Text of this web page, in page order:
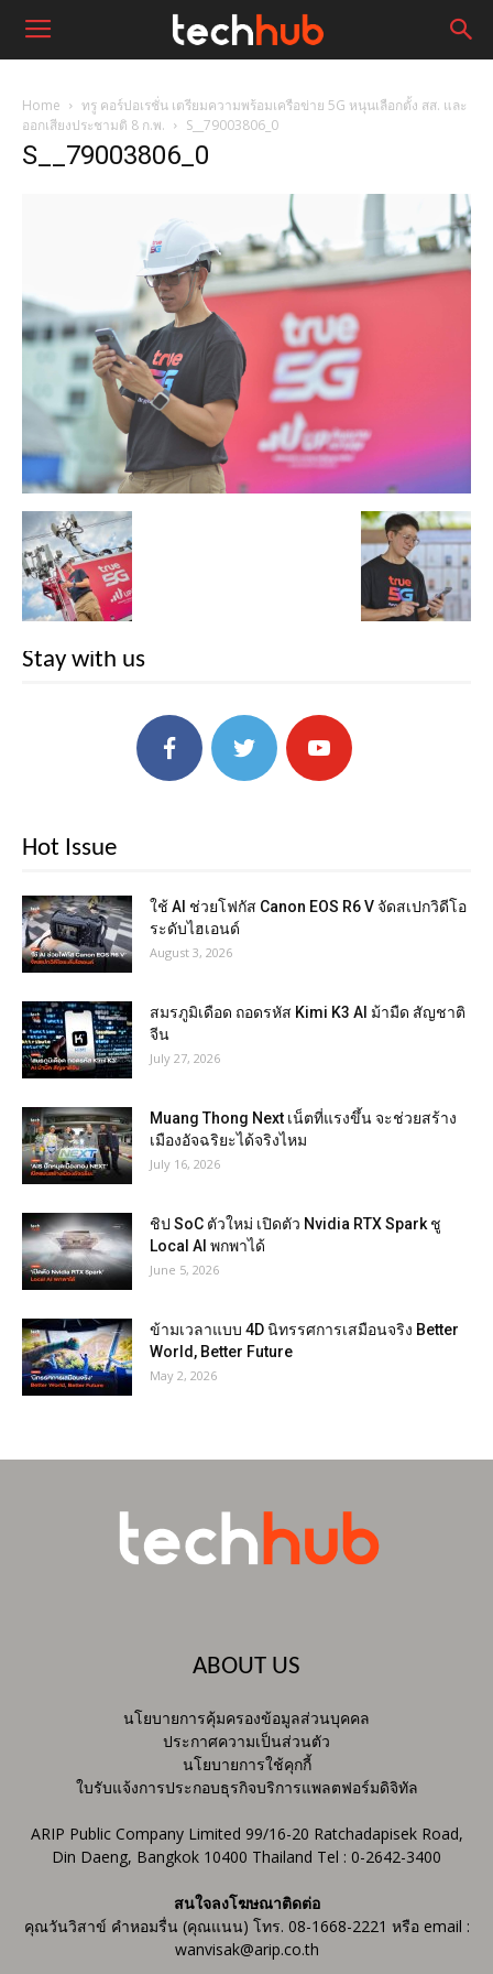
Home
ทรู คอร์ปอเรชั่น เตรียมความพร้อมเครือข่าย 5G หนุนเลือกตั้ง สส. และ
ออกเสียงประชามติ 8 ก.พ.
S__79003806_0
S__79003806_0
Stay with us
Hot Issue
ใช้ AI ช่วยโฟกัส Canon EOS R6 V จัดสเปกวิดีโอ
ระดับไฮเอนด์
August 3, 2026
สมรภูมิเดือด ถอดรหัส Kimi K3 AI ม้ามืด สัญชาติ
จีน
July 27, 2026
Muang Thong Next เน็ตที่แรงขึ้น จะช่วยสร้าง
เมืองอัจฉริยะได้จริงไหม
July 16, 2026
ชิป SoC ตัวใหม่ เปิดตัว Nvidia RTX Spark ชู
Local AI พกพาได้
June 5, 2026
ข้ามเวลาแบบ 4D นิทรรศการเสมือนจริง Better
World, Better Future
May 2, 2026
ABOUT US
นโยบายการคุ้มครองข้อมูลส่วนบุคคล
ประกาศความเป็นส่วนตัว
นโยบายการใช้คุกกี้
ใบรับแจ้งการประกอบธุรกิจบริการแพลตฟอร์มดิจิทัล
ARIP Public Company Limited 99/16-20 Ratchadapisek Road,
Din Daeng, Bangkok 10400 Thailand Tel : 0-2642-3400
สนใจลงโฆษณาติดต่อ
คุณวันวิสาข์ คำหอมรื่น (คุณแนน) โทร. 08-1668-2221 หรือ email :
wanvisak@arip.co.th